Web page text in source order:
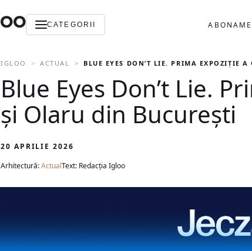
CATEGORII
IGLOO ACTUAL BLUE EYES DON’T LIE. PRIMA EXPOZIȚIE
Blue Eyes Don’t Lie.
și Olaru din București
20 APRILIE 2026
Arhitectură:ActualText: Redacția Igloo